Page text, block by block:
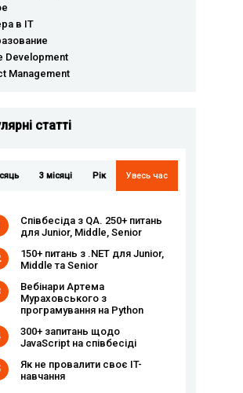
в IT
Development
Management
статті
3 місяці Рік Увесь час
Співбесіда з QA. 250+ питань
для Junior, Middle, Senior
150+ питань з .NET для Junior,
Middle та Senior
Вебінари Артема
Мураховського з
програмування на Python
300+ запитань щодо
JavaScript на співбесіді
Як не провалити своє IT-
навчання